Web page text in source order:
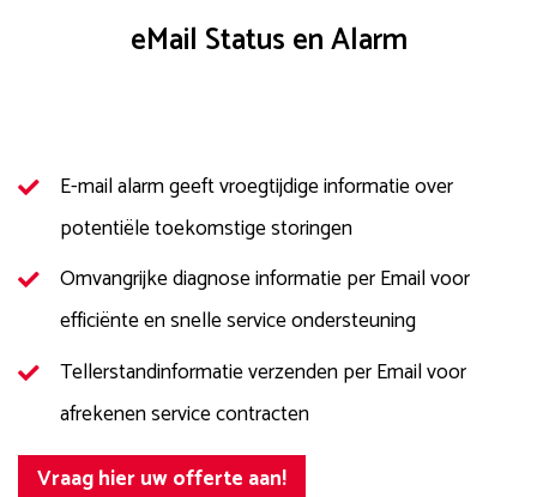
eMail Status en Alarm
E-mail alarm geeft vroegtijdige informatie over
potentiële toekomstige storingen
Omvangrijke diagnose informatie per Email voor
efficiënte en snelle service ondersteuning
Tellerstandinformatie verzenden per Email voor
afrekenen service contracten
Vraag hier uw offerte aan!